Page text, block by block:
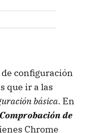
configuración
que ir a las
básica. En
Comprobación de
Chrome